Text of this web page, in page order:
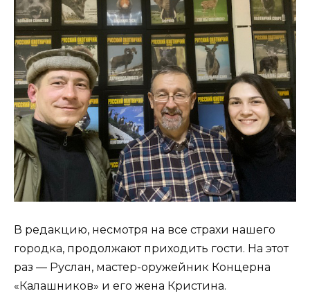
В редакцию, несмотря на все страхи нашего
городка, продолжают приходить гости. На этот
раз — Руслан, мастер-оружейник Концерна
«Калашников» и его жена Кристина.